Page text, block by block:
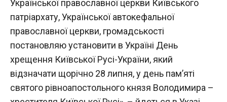
Української православної церкви Київського
патріархату, Української автокефальної
православної церкви, громадськості
постановляю установити в Україні День
хрещення Київської Русі-України, який
відзначати щорічно 28 липня, у день пам’яті
святого рівноапостольного князя Володимира –